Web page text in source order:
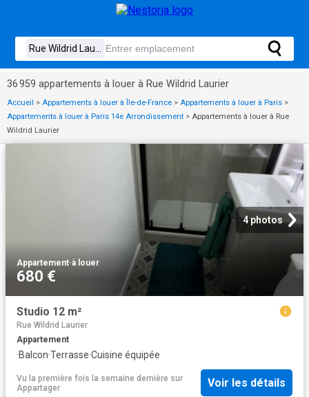
36 959 appartements à louer à Rue Wildrid Laurier
Accueil > Appartements à louer à Île-de-France > Appartements à louer à Paris >
Appartements à louer à Paris 14e Arrondissement > Appartements à louer à Rue
Wildrid Laurier
4 photos
Appartement·à louer
680 €
Studio 12 m²
Rue Wildrid Laurier
Appartement
·Balcon·Terrasse·Cuisine équipée
Vu la première fois la semaine dernière sur
Appartager
Voir les détails